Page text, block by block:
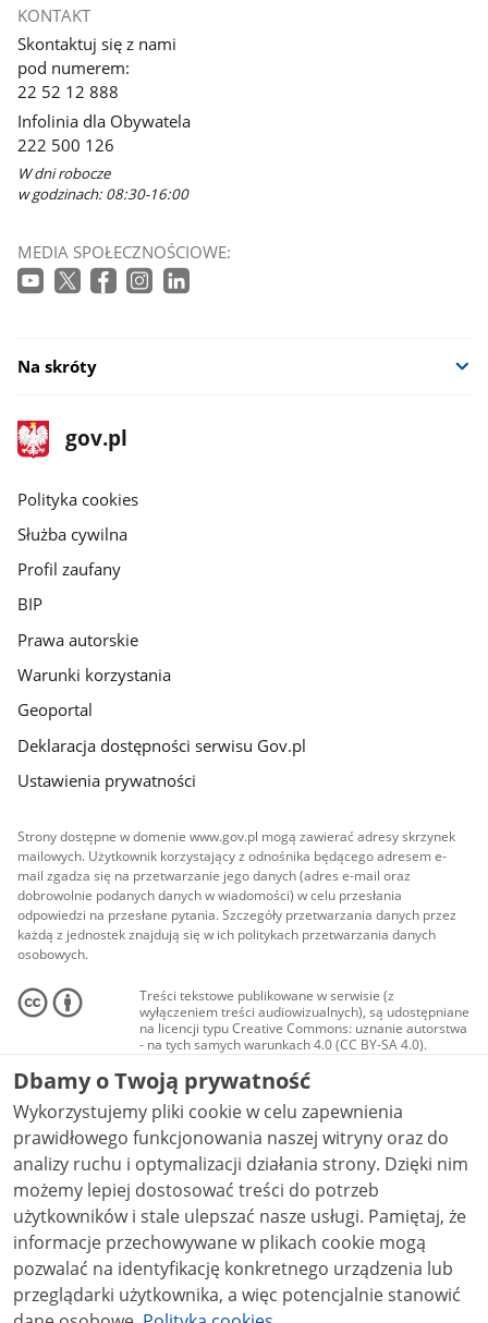
KONTAKT
Skontaktuj się z nami
pod numerem:
22 52 12 888
Infolinia dla Obywatela
222 500 126
W dni robocze
w godzinach: 08:30-16:00
MEDIA SPOŁECZNOŚCIOWE:
Na skróty
stopka
gov.pl
Strona
gov.pl
gov.pl
Polityka cookies
Służba cywilna
Profil zaufany
BIP
Prawa autorskie
Warunki korzystania
Geoportal
Deklaracja dostępności serwisu Gov.pl
Ustawienia prywatności
Strony dostępne w domenie www.gov.pl mogą zawierać adresy skrzynek
mailowych. Użytkownik korzystający z odnośnika będącego adresem e-
mail zgadza się na przetwarzanie jego danych (adres e-mail oraz
dobrowolnie podanych danych w wiadomości) w celu przesłania
odpowiedzi na przesłane pytania. Szczegóły przetwarzania danych przez
każdą z jednostek znajdują się w ich politykach przetwarzania danych
osobowych.
Treści tekstowe publikowane w serwisie (z
wyłączeniem treści audiowizualnych), są udostępniane
na licencji typu Creative Commons: uznanie autorstwa
- na tych samych warunkach 4.0 (CC BY-SA 4.0).
Materiały audiowizualne, w tym zdjęcia, materiały
audio i wideo, są udostępniane na licencji typu
Creative Commons: uznanie autorstwa użycie
niekomercyjne - bez utworów zależnych 4.0 (CC BY-
NC-ND 4.0), o ile nie jest to stwierdzone inaczej.
Dbamy o Twoją prywatność
Wykorzystujemy pliki cookie w celu zapewnienia
prawidłowego funkcjonowania naszej witryny oraz do
analizy ruchu i optymalizacji działania strony. Dzięki nim
możemy lepiej dostosować treści do potrzeb
użytkowników i stale ulepszać nasze usługi. Pamiętaj, że
informacje przechowywane w plikach cookie mogą
pozwalać na identyfikację konkretnego urządzenia lub
przeglądarki użytkownika, a więc potencjalnie stanowić